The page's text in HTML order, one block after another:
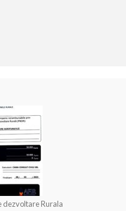
dezvoltare Rurala